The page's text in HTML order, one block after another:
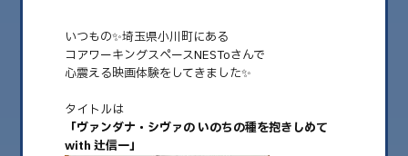
いつもの✨埼玉県小川町にある
コアワーキングスペースNESToさんで
心震える映画体験をしてきました✨
タイトルは
「ヴァンダナ・シヴァの いのちの種を抱きしめて
with 辻信一」